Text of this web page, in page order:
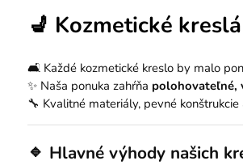
💺 Kozmetické
🛋️ Každé kozmetické kreslo by malo
✨ Naša ponuka zahŕňa polohovateľné,
🔧 Kvalitné materiály, pevné
🔹 Hlavné výhody našich